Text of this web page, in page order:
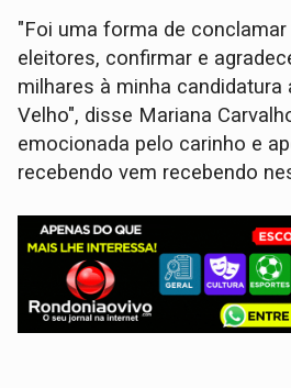
"Foi uma forma de
eleitores, confirmar e
milhares à minha
Velho", disse Mariana
emocionada pelo carinho e
recebendo vem recebendo